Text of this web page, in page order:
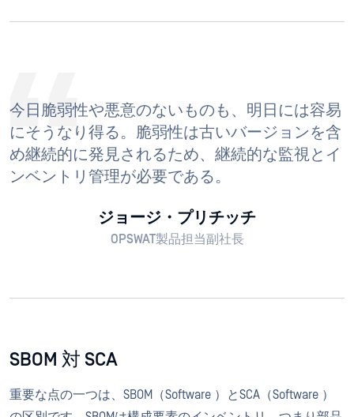
今日脆弱性や悪意のないものも、明日には容易
にそうなり得る。脆弱性は古いバージョンを含
め継続的に発見されるため、継続的な監視とイ
ンベントリ管理が必要である。
ジョージ・プリチッチ
OPSWAT製品担当副社長
SBOM 対 SCA
重要な点の一つは、SBOM（Software ）とSCA（Software ）